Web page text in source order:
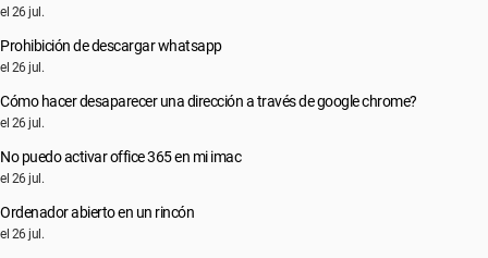
el 26 jul.
Prohibición de descargar whatsapp
el 26 jul.
Cómo hacer desaparecer una dirección a través de google chrome?
el 26 jul.
No puedo activar office 365 en mi imac
el 26 jul.
Ordenador abierto en un rincón
el 26 jul.